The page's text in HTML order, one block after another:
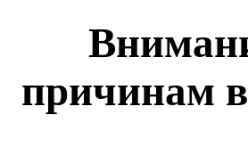
причинам